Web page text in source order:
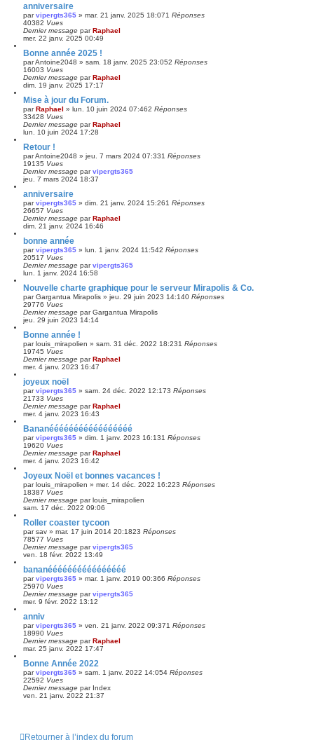
anniversaire
parvipergts365 » mar. 21 janv. 2025 18:071 Réponses
40382 Vues
Dernier message parRaphael
mer. 22 janv. 2025 00:49
Bonne année 2025 !
parAntoine2048 » sam. 18 janv. 2025 23:052 Réponses
16003 Vues
Dernier message parRaphael
dim. 19 janv. 2025 17:17
Mise à jour du Forum.
parRaphael » lun. 10 juin 2024 07:462 Réponses
33428 Vues
Dernier message parRaphael
lun. 10 juin 2024 17:28
Retour !
parAntoine2048 » jeu. 7 mars 2024 07:331 Réponses
19135 Vues
Dernier message parvipergts365
jeu. 7 mars 2024 18:37
anniversaire
parvipergts365 » dim. 21 janv. 2024 15:261 Réponses
26657 Vues
Dernier message parRaphael
dim. 21 janv. 2024 16:46
bonne année
parvipergts365 » lun. 1 janv. 2024 11:542 Réponses
20517 Vues
Dernier message parvipergts365
lun. 1 janv. 2024 16:58
Nouvelle charte graphique pour le serveur Mirapolis & Co.
parGargantua Mirapolis » jeu. 29 juin 2023 14:140 Réponses
29776 Vues
Dernier message parGargantua Mirapolis
jeu. 29 juin 2023 14:14
Bonne année !
parlouis_mirapolien » sam. 31 déc. 2022 18:231 Réponses
19745 Vues
Dernier message parRaphael
mer. 4 janv. 2023 16:47
joyeux noël
parvipergts365 » sam. 24 déc. 2022 12:173 Réponses
21733 Vues
Dernier message parRaphael
mer. 4 janv. 2023 16:43
Bananééééééééééééééééé
parvipergts365 » dim. 1 janv. 2023 16:131 Réponses
19620 Vues
Dernier message parRaphael
mer. 4 janv. 2023 16:42
Joyeux Noël et bonnes vacances !
parlouis_mirapolien » mer. 14 déc. 2022 16:223 Réponses
18387 Vues
Dernier message parlouis_mirapolien
sam. 17 déc. 2022 09:06
Roller coaster tycoon
parsav » mar. 17 juin 2014 20:1823 Réponses
78577 Vues
Dernier message parvipergts365
ven. 18 févr. 2022 13:49
bananéééééééééééééééé
parvipergts365 » mar. 1 janv. 2019 00:366 Réponses
25970 Vues
Dernier message parvipergts365
mer. 9 févr. 2022 13:12
anniv
parvipergts365 » ven. 21 janv. 2022 09:371 Réponses
18990 Vues
Dernier message parRaphael
mar. 25 janv. 2022 17:47
Bonne Année 2022
parvipergts365 » sam. 1 janv. 2022 14:054 Réponses
22592 Vues
Dernier message par Index
ven. 21 janv. 2022 21:37
Retourner à l’index du forum